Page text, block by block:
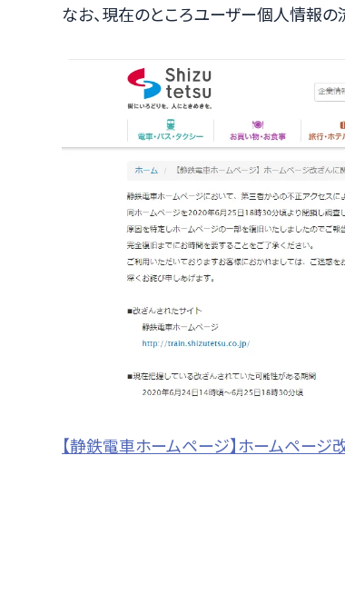
なお、現在のところユーザー個人情報
【静鉄電車ホームページ】ホームペー